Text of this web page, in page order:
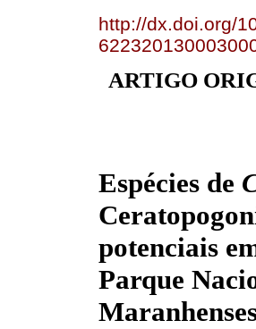
http://dx.doi.org/
ARTIGO
Espécies de
potenciais
Parque